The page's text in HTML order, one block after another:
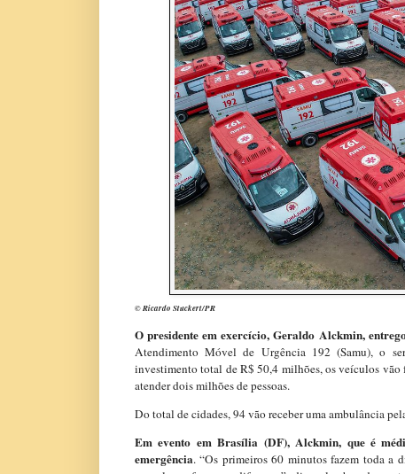
© Ricardo Stuckert/PR
O presidente em exercício, Geraldo Alckmin,
Atendimento Móvel de Urgência 192 (Samu), o
investimento total de R$ 50,4 milhões, os veículos
atender dois milhões de pessoas.
Do total de cidades, 94 vão receber uma ambulância
Em evento em Brasília (DF), Alckmin, que é
emergência. “Os primeiros 60 minutos fazem toda a